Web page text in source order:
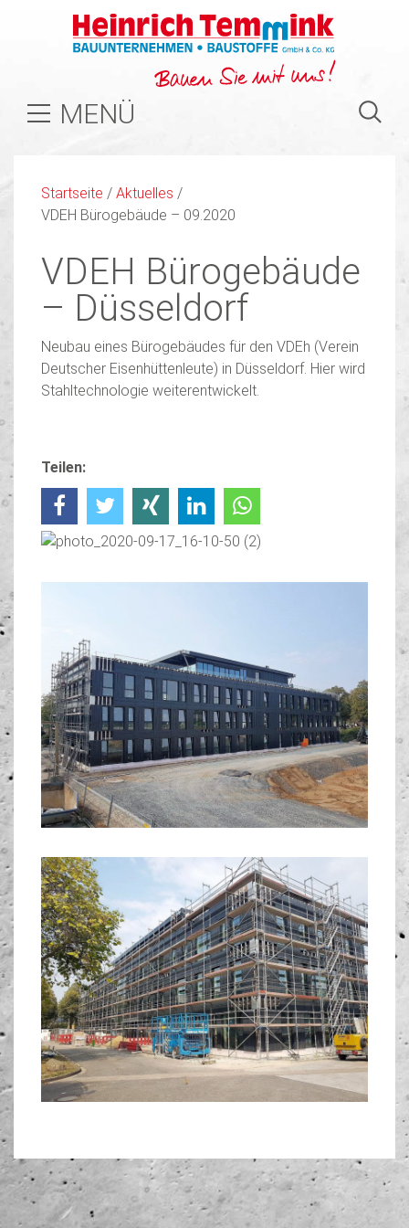
MENÜ
Startseite / Aktuelles /
VDEH Bürogebäude – 09.2020
VDEH Bürogebäude
– Düsseldorf
Neubau eines Bürogebäudes für den VDEh (Verein
Deutscher Eisenhüttenleute) in Düsseldorf. Hier wird
Stahltechnologie weiterentwickelt.
Teilen: